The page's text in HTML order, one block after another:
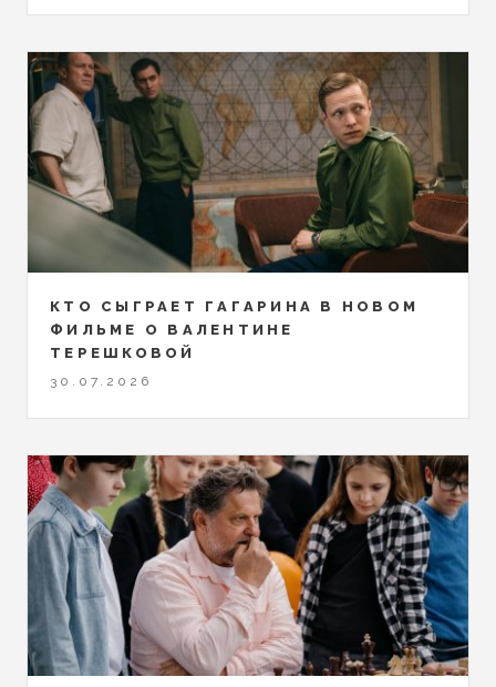
КТО СЫГРАЕТ ГАГАРИНА В НОВОМ
ФИЛЬМЕ О ВАЛЕНТИНЕ
ТЕРЕШКОВОЙ
30.07.2026